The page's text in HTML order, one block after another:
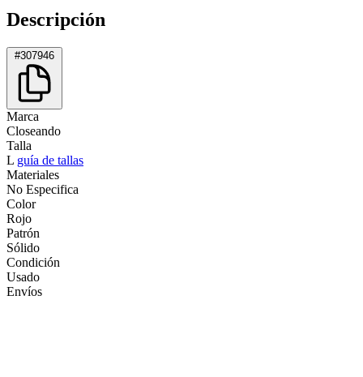
Descripción
#307946
Marca
Closeando
Talla
L guía de tallas
Materiales
No Especifica
Color
Rojo
Patrón
Sólido
Condición
Usado
Envíos